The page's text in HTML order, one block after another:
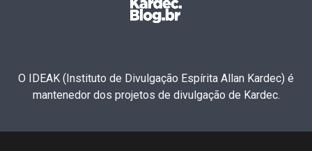
O IDEAK (Instituto de Divulgação Espírita Allan Kardec) é
mantenedor dos projetos de divulgação de Kardec.